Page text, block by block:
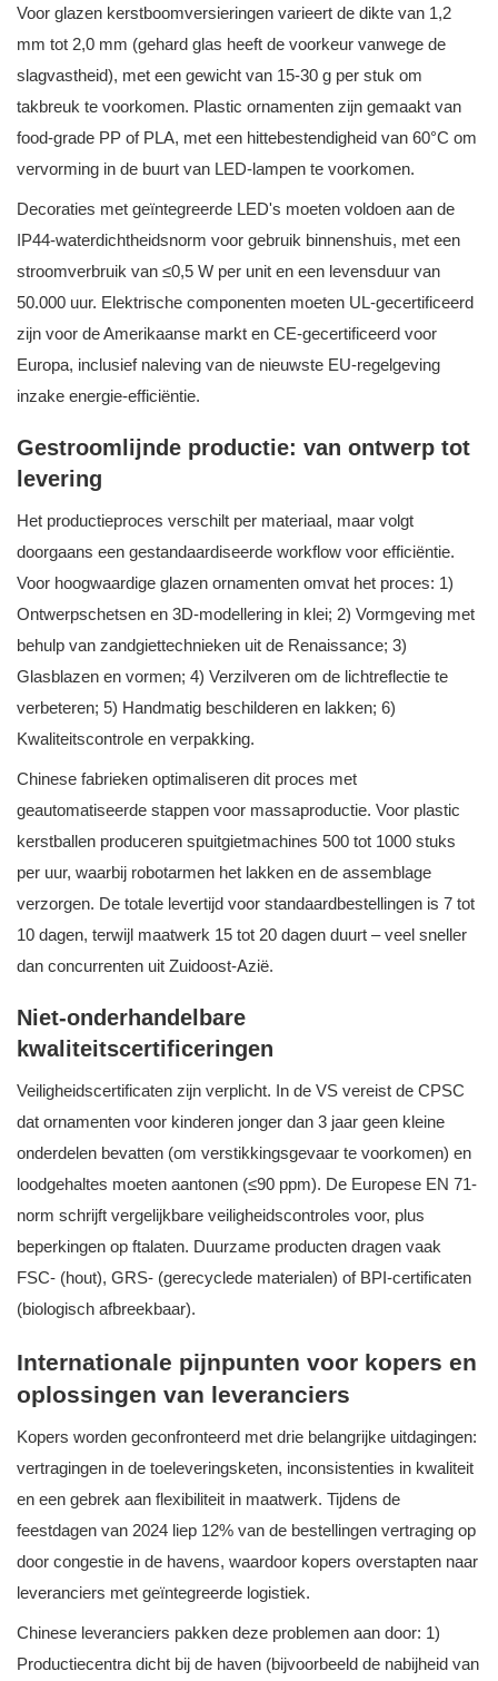
Voor glazen kerstboomversieringen varieert de dikte van 1,2
mm tot 2,0 mm (gehard glas heeft de voorkeur vanwege de
slagvastheid), met een gewicht van 15-30 g per stuk om
takbreuk te voorkomen. Plastic ornamenten zijn gemaakt van
food-grade PP of PLA, met een hittebestendigheid van 60°C om
vervorming in de buurt van LED-lampen te voorkomen.
Decoraties met geïntegreerde LED's moeten voldoen aan de
IP44-waterdichtheidsnorm voor gebruik binnenshuis, met een
stroomverbruik van ≤0,5 W per unit en een levensduur van
50.000 uur. Elektrische componenten moeten UL-gecertificeerd
zijn voor de Amerikaanse markt en CE-gecertificeerd voor
Europa, inclusief naleving van de nieuwste EU-regelgeving
inzake energie-efficiëntie.
Gestroomlijnde productie: van ontwerp tot
levering
Het productieproces verschilt per materiaal, maar volgt
doorgaans een gestandaardiseerde workflow voor efficiëntie.
Voor hoogwaardige glazen ornamenten omvat het proces: 1)
Ontwerpschetsen en 3D-modellering in klei; 2) Vormgeving met
behulp van zandgiettechnieken uit de Renaissance; 3)
Glasblazen en vormen; 4) Verzilveren om de lichtreflectie te
verbeteren; 5) Handmatig beschilderen en lakken; 6)
Kwaliteitscontrole en verpakking.
Chinese fabrieken optimaliseren dit proces met
geautomatiseerde stappen voor massaproductie. Voor plastic
kerstballen produceren spuitgietmachines 500 tot 1000 stuks
per uur, waarbij robotarmen het lakken en de assemblage
verzorgen. De totale levertijd voor standaardbestellingen is 7 tot
10 dagen, terwijl maatwerk 15 tot 20 dagen duurt – veel sneller
dan concurrenten uit Zuidoost-Azië.
Niet-onderhandelbare
kwaliteitscertificeringen
Veiligheidscertificaten zijn verplicht. In de VS vereist de CPSC
dat ornamenten voor kinderen jonger dan 3 jaar geen kleine
onderdelen bevatten (om verstikkingsgevaar te voorkomen) en
loodgehaltes moeten aantonen (≤90 ppm). De Europese EN 71-
norm schrijft vergelijkbare veiligheidscontroles voor, plus
beperkingen op ftalaten. Duurzame producten dragen vaak
FSC- (hout), GRS- (gerecyclede materialen) of BPI-certificaten
(biologisch afbreekbaar).
Internationale pijnpunten voor kopers en
oplossingen van leveranciers
Kopers worden geconfronteerd met drie belangrijke uitdagingen:
vertragingen in de toeleveringsketen, inconsistenties in kwaliteit
en een gebrek aan flexibiliteit in maatwerk. Tijdens de
feestdagen van 2024 liep 12% van de bestellingen vertraging op
door congestie in de havens, waardoor kopers overstapten naar
leveranciers met geïntegreerde logistiek.
Chinese leveranciers pakken deze problemen aan door: 1)
Productiecentra dicht bij de haven (bijvoorbeeld de nabijheid van